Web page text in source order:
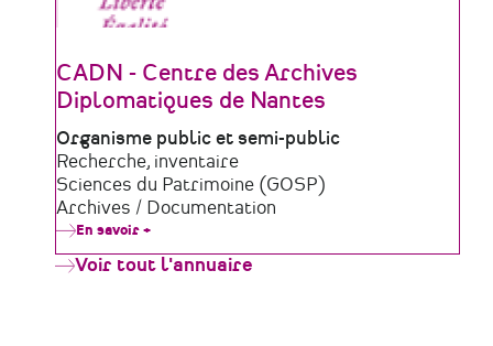
CADN - Centre des Archives
Diplomatiques de Nantes
Type
de
structure
Organisme public et semi-public
Domaine
d'activité
Recherche, inventaire
Sciences du Patrimoine (GOSP)
Archives / Documentation
En savoir +
-
Voir tout l'annuaire